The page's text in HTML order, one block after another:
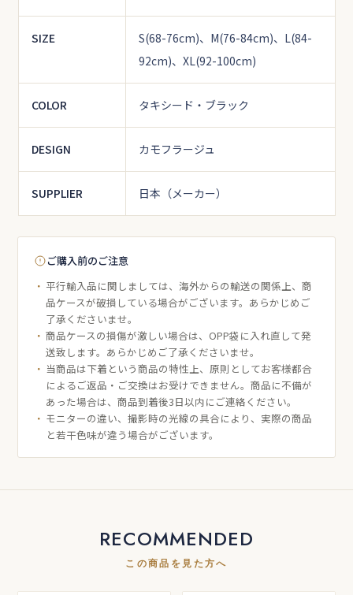
SIZE
S(68-76cm)、M(76-84cm)、L(84-
92cm)、XL(92-100cm)
COLOR タキシード・ブラック
DESIGN カモフラージュ
SUPPLIER 日本（メーカー）
ご購入前のご注意
平行輸入品に関しましては、海外からの輸送の関係上、商
品ケースが破損している場合がございます。あらかじめご
了承くださいませ。
商品ケースの損傷が激しい場合は、OPP袋に入れ直して発
送致します。あらかじめご了承くださいませ。
当商品は下着という商品の特性上、原則としてお客様都合
によるご返品・ご交換はお受けできません。商品に不備が
あった場合は、商品到着後3日以内にご連絡ください。
モニターの違い、撮影時の光線の具合により、実際の商品
と若干色味が違う場合がございます。
RECOMMENDED
この商品を見た方へ